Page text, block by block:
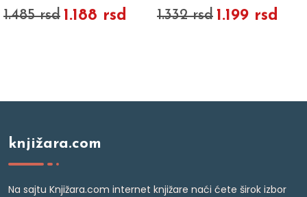
1.485 rsd 1.188 rsd 1.332 rsd 1.199 rsd
knjižara.com
Na sajtu Knjižara.com internet knjižare naći ćete širok izbor